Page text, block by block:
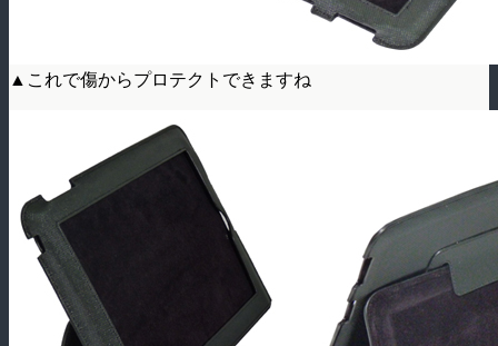
▲これで傷からプロテクトできますね